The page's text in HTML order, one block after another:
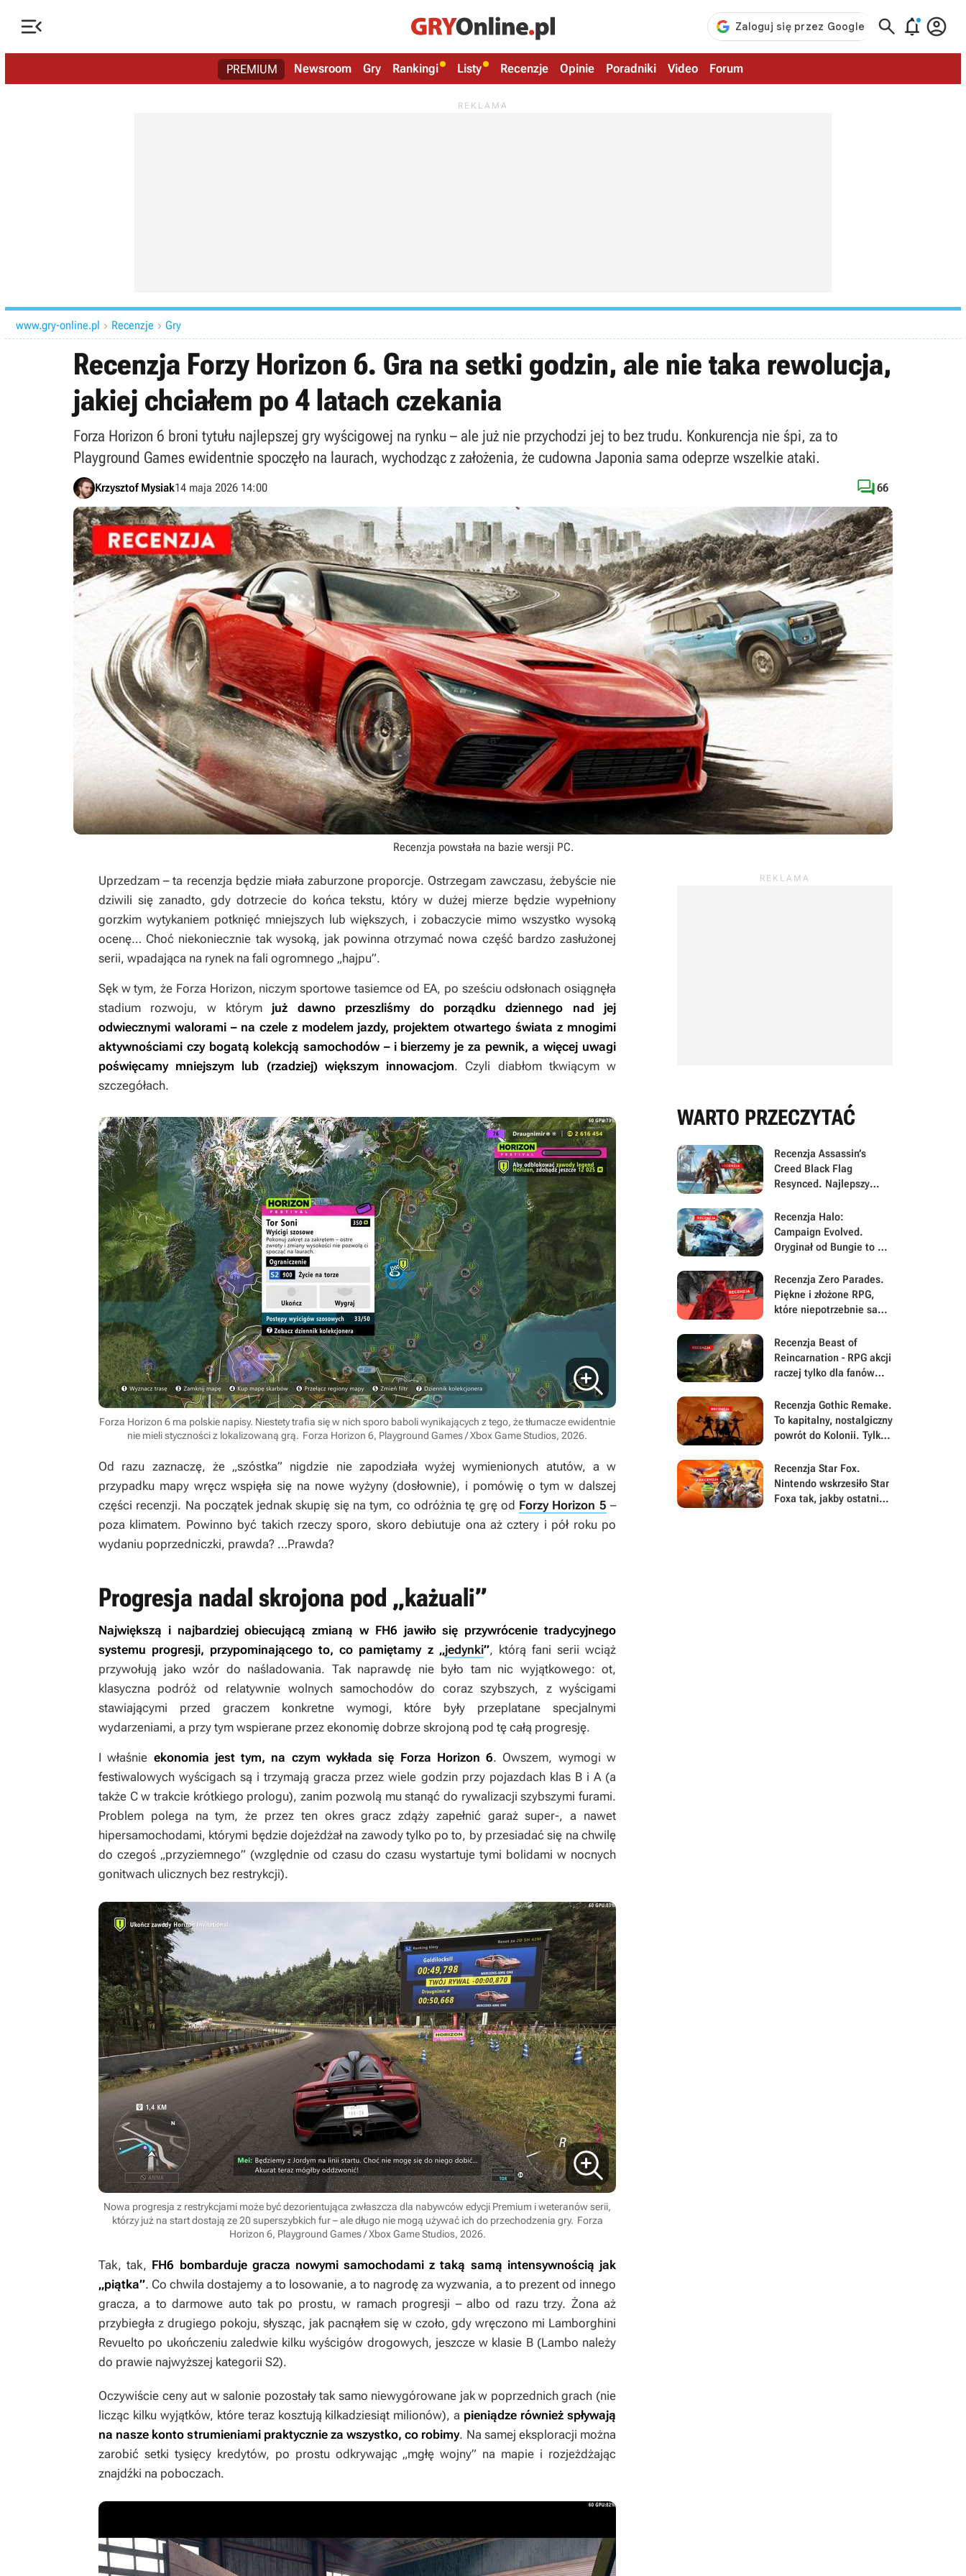
   
PREMIUM Newsroom Gry Rankingi Listy Recenzje Opinie Poradniki Video Forum
www.gry-online.pl  Recenzje  Gry
Recenzja Forzy Horizon 6. Gra na setki godzin, ale nie taka rewolucja,
jakiej chciałem po 4 latach czekania
Forza Horizon 6 broni tytułu najlepszej gry wyścigowej na rynku – ale już nie przychodzi jej to bez trudu. Konkurencja nie śpi, za to
Playground Games ewidentnie spoczęło na laurach, wychodząc z założenia, że cudowna Japonia sama odeprze wszelkie ataki.
Krzysztof Mysiak14 maja 2026 14:00 66
Recenzja powstała na bazie wersji PC.
Uprzedzam – ta recenzja będzie miała zaburzone proporcje. Ostrzegam zawczasu, żebyście nie
dziwili się zanadto, gdy dotrzecie do końca tekstu, który w dużej mierze będzie wypełniony
gorzkim wytykaniem potknięć mniejszych lub większych, i zobaczycie mimo wszystko wysoką
ocenę… Choć niekoniecznie tak wysoką, jak powinna otrzymać nowa część bardzo zasłużonej
serii, wpadająca na rynek na fali ogromnego „hajpu”.
Sęk w tym, że Forza Horizon, niczym sportowe tasiemce od EA, po sześciu odsłonach osiągnęła
stadium rozwoju, w którym już dawno przeszliśmy do porządku dziennego nad jej
odwiecznymi walorami – na czele z modelem jazdy, projektem otwartego świata z mnogimi
aktywnościami czy bogatą kolekcją samochodów – i bierzemy je za pewnik, a więcej uwagi
poświęcamy mniejszym lub (rzadziej) większym innowacjom. Czyli diabłom tkwiącym w
szczegółach.
Forza Horizon 6 ma polskie napisy. Niestety trafia się w nich sporo baboli wynikających z tego, że tłumacze ewidentnie
nie mieli styczności z lokalizowaną grą. Forza Horizon 6, Playground Games / Xbox Game Studios, 2026.
Od razu zaznaczę, że „szóstka” nigdzie nie zapodziała wyżej wymienionych atutów, a w
przypadku mapy wręcz wspięła się na nowe wyżyny (dosłownie), i pomówię o tym w dalszej
części recenzji. Na początek jednak skupię się na tym, co odróżnia tę grę od Forzy Horizon 5 –
poza klimatem. Powinno być takich rzeczy sporo, skoro debiutuje ona aż cztery i pół roku po
wydaniu poprzedniczki, prawda? …Prawda?
Progresja nadal skrojona pod „każuali”
Największą i najbardziej obiecującą zmianą w FH6 jawiło się przywrócenie tradycyjnego
systemu progresji, przypominającego to, co pamiętamy z „jedynki”, którą fani serii wciąż
przywołują jako wzór do naśladowania. Tak naprawdę nie było tam nic wyjątkowego: ot,
klasyczna podróż od relatywnie wolnych samochodów do coraz szybszych, z wyścigami
stawiającymi przed graczem konkretne wymogi, które były przeplatane specjalnymi
wydarzeniami, a przy tym wspierane przez ekonomię dobrze skrojoną pod tę całą progresję.
I właśnie ekonomia jest tym, na czym wykłada się Forza Horizon 6. Owszem, wymogi w
festiwalowych wyścigach są i trzymają gracza przez wiele godzin przy pojazdach klas B i A (a
także C w trakcie krótkiego prologu), zanim pozwolą mu stanąć do rywalizacji szybszymi furami.
Problem polega na tym, że przez ten okres gracz zdąży zapełnić garaż super-, a nawet
hipersamochodami, którymi będzie dojeżdżał na zawody tylko po to, by przesiadać się na chwilę
do czegoś „przyziemnego” (względnie od czasu do czasu wystartuje tymi bolidami w nocnych
gonitwach ulicznych bez restrykcji).
Nowa progresja z restrykcjami może być dezorientująca zwłaszcza dla nabywców edycji Premium i weteranów serii,
którzy już na start dostają ze 20 superszybkich fur – ale długo nie mogą używać ich do przechodzenia gry. Forza
Horizon 6, Playground Games / Xbox Game Studios, 2026.
Tak, tak, FH6 bombarduje gracza nowymi samochodami z taką samą intensywnością jak
„piątka”. Co chwila dostajemy a to losowanie, a to nagrodę za wyzwania, a to prezent od innego
gracza, a to darmowe auto tak po prostu, w ramach progresji – albo od razu trzy. Żona aż
przybiegła z drugiego pokoju, słysząc, jak pacnąłem się w czoło, gdy wręczono mi Lamborghini
Revuelto po ukończeniu zaledwie kilku wyścigów drogowych, jeszcze w klasie B (Lambo należy
do prawie najwyższej kategorii S2).
Oczywiście ceny aut w salonie pozostały tak samo niewygórowane jak w poprzednich grach (nie
licząc kilku wyjątków, które teraz kosztują kilkadziesiąt milionów), a pieniądze również spływają
na nasze konto strumieniami praktycznie za wszystko, co robimy. Na samej eksploracji można
zarobić setki tysięcy kredytów, po prostu odkrywając „mgłę wojny” na mapie i rozjeżdżając
znajdźki na poboczach.
WARTO PRZECZYTAĆ
Recenzja Assassin’s
Creed Black Flag
Resynced. Najlepszy
prostu stary Assassyn w
nowym, pięknym
wydaniu
Recenzja Halo:
Campaign Evolved.
Oryginał od Bungie to w
gra, ale Halo Studios jej
chyba nie rozumie
Recenzja Zero Parades.
Piękne i złożone RPG,
które niepotrzebnie samo
Recenzja Beast of
Reincarnation - RPG akcji
raczej tylko dla fanów
połowie twórcy
zapomnieli o największej
sile swojej gry
Recenzja Gothic Remake.
To kapitalny, nostalgiczny
powrót do Kolonii. Tylko
pełni świętować
Recenzja Star Fox.
Nintendo wskrzesiło Star
Foxa tak, jakby ostatnie